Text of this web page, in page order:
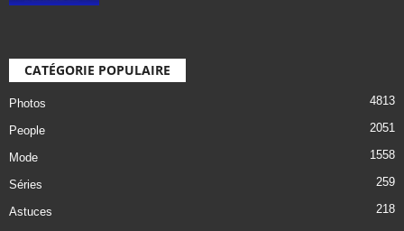
CATÉGORIE POPULAIRE
Photos 4813
People 2051
Mode 1558
Séries 259
Astuces
218